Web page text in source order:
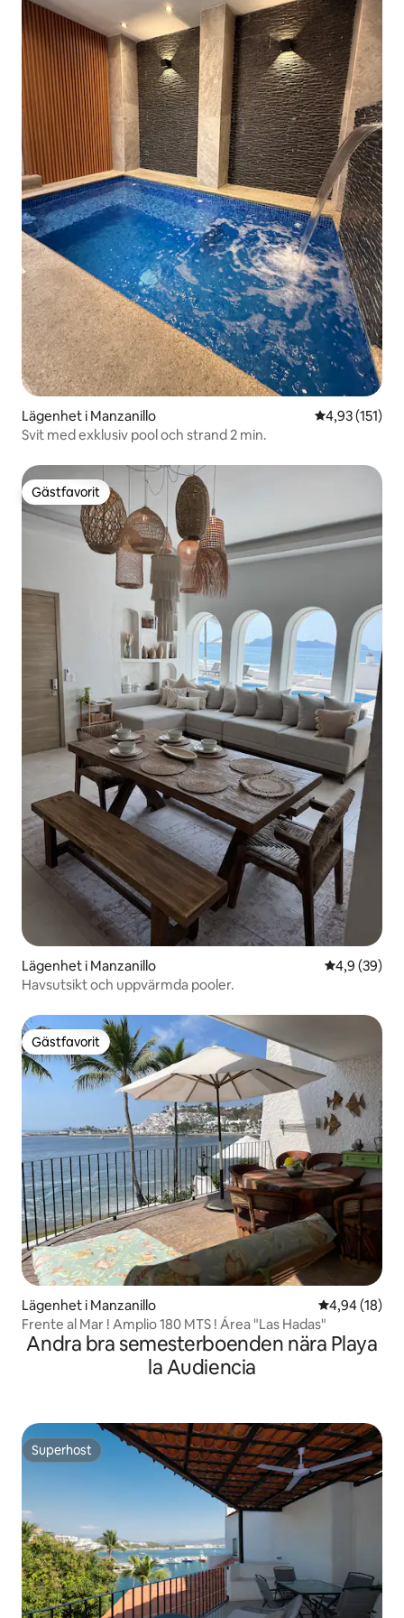
Lägenhet i Manzanillo 4,93 av 5 i
4,93 (151)
Svit med exklusiv pool och strand 2 min.
Gästfavorit
Gästfavorit
Lägenhet i Manzanillo 4,9 av 5 i
4,9 (39)
Havsutsikt och uppvärmda pooler.
Gästfavorit
Gästfavorit
Lägenhet i Manzanillo 4,94 av 5 i
4,94 (18)
Frente al Mar ! Amplio 180 MTS ! Área "Las Hadas"
Andra bra semesterboenden nära Playa
la Audiencia
Superhost
Superhost